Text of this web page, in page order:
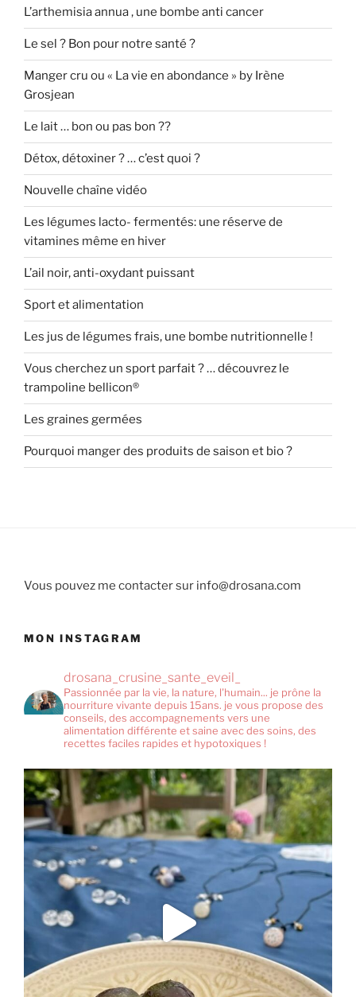
L’arthemisia annua , une bombe anti cancer
Le sel ? Bon pour notre santé ?
Manger cru ou « La vie en abondance » by Irène
Grosjean
Le lait … bon ou pas bon ??
Détox, détoxiner ? … c’est quoi ?
Nouvelle chaîne vidéo
Les légumes lacto- fermentés: une réserve de
vitamines même en hiver
L’ail noir, anti-oxydant puissant
Sport et alimentation
Les jus de légumes frais, une bombe nutritionnelle !
Vous cherchez un sport parfait ? … découvrez le
trampoline bellicon®
Les graines germées
Pourquoi manger des produits de saison et bio ?
Vous pouvez me contacter sur info@drosana.com
MON INSTAGRAM
drosana_crusine_sante_eveil_
Passionnée par la vie, la nature, l'humain... je prône la
nourriture vivante depuis 15ans. je vous propose des
conseils, des accompagnements vers une
alimentation différente et saine avec des soins, des
recettes faciles rapides et hypotoxiques !